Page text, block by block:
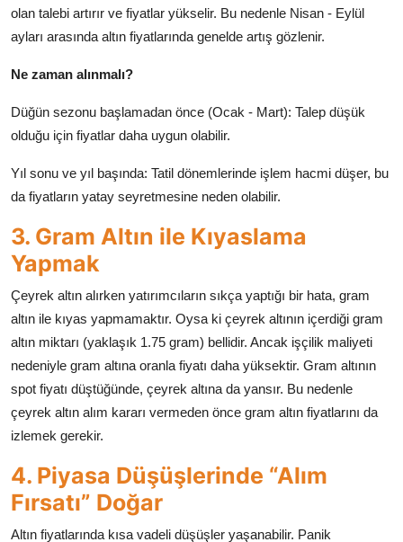
olan talebi artırır ve fiyatlar yükselir. Bu nedenle Nisan - Eylül
ayları arasında altın fiyatlarında genelde artış gözlenir.
Ne zaman alınmalı?
Düğün sezonu başlamadan önce (Ocak - Mart): Talep düşük
olduğu için fiyatlar daha uygun olabilir.
Yıl sonu ve yıl başında: Tatil dönemlerinde işlem hacmi düşer, bu
da fiyatların yatay seyretmesine neden olabilir.
3. Gram Altın ile Kıyaslama
Yapmak
Çeyrek altın alırken yatırımcıların sıkça yaptığı bir hata, gram
altın ile kıyas yapmamaktır. Oysa ki çeyrek altının içerdiği gram
altın miktarı (yaklaşık 1.75 gram) bellidir. Ancak işçilik maliyeti
nedeniyle gram altına oranla fiyatı daha yüksektir. Gram altının
spot fiyatı düştüğünde, çeyrek altına da yansır. Bu nedenle
çeyrek altın alım kararı vermeden önce gram altın fiyatlarını da
izlemek gerekir.
4. Piyasa Düşüşlerinde “Alım
Fırsatı” Doğar
Altın fiyatlarında kısa vadeli düşüşler yaşanabilir. Panik